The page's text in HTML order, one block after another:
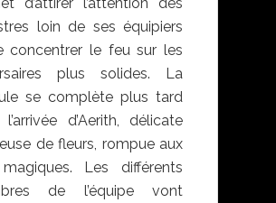
d’attirer l’attention des
loin de ses équipiers
concentrer le feu sur les
plus solides. La
se complète plus tard
d’Aerith, délicate
de fleurs, rompue aux
Les différents
de l’équipe vont